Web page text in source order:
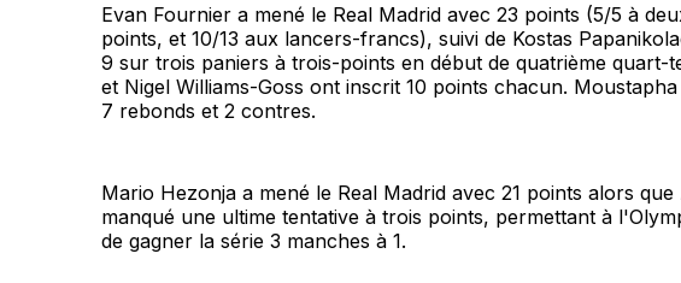
Evan Fournier a mené le Real Madrid avec 23 points (5/5 à
points, et 10/13 aux lancers-francs), suivi de Kostas
9 sur trois paniers à trois-points en début de quatrième quart-
et Nigel Williams-Goss ont inscrit 10 points chacun.
7 rebonds et 2 contres.
Mario Hezonja a mené le Real Madrid avec 21 points alors
manqué une ultime tentative à trois points, permettant à
de gagner la série 3 manches à 1.